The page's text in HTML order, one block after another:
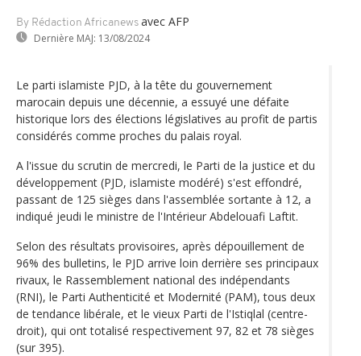
By Rédaction Africanews avec AFP
Dernière MAJ: 13/08/2024
Le parti islamiste PJD, à la tête du gouvernement
marocain depuis une décennie, a essuyé une défaite
historique lors des élections législatives au profit de partis
considérés comme proches du palais royal.
A l'issue du scrutin de mercredi, le Parti de la justice et du
développement (PJD, islamiste modéré) s'est effondré,
passant de 125 sièges dans l'assemblée sortante à 12, a
indiqué jeudi le ministre de l'Intérieur Abdelouafi Laftit.
Selon des résultats provisoires, après dépouillement de
96% des bulletins, le PJD arrive loin derrière ses principaux
rivaux, le Rassemblement national des indépendants
(RNI), le Parti Authenticité et Modernité (PAM), tous deux
de tendance libérale, et le vieux Parti de l'Istiqlal (centre-
droit), qui ont totalisé respectivement 97, 82 et 78 sièges
(sur 395).